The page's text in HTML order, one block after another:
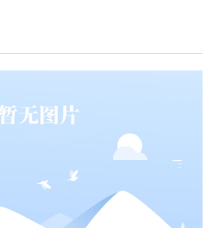
工会主席余江涛致辞。 开班仪式上，